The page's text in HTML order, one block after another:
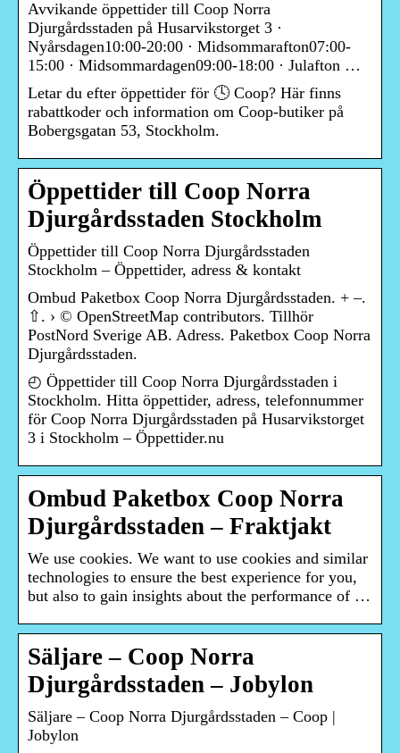
Avvikande öppettider till Coop Norra
Djurgårdsstaden på Husarvikstorget 3 ·
Nyårsdagen10:00-20:00 · Midsommarafton07:00-
15:00 · Midsommardagen09:00-18:00 · Julafton …
Letar du efter öppettider för 🕓 Coop? Här finns
rabattkoder och information om Coop-butiker på
Bobergsgatan 53, Stockholm.
Öppettider till Coop Norra
Djurgårdsstaden Stockholm
Öppettider till Coop Norra Djurgårdsstaden
Stockholm – Öppettider, adress & kontakt
Ombud Paketbox Coop Norra Djurgårdsstaden. + –.
⇧. › © OpenStreetMap contributors. Tillhör
PostNord Sverige AB. Adress. Paketbox Coop Norra
Djurgårdsstaden.
◴ Öppettider till Coop Norra Djurgårdsstaden i
Stockholm. Hitta öppettider, adress, telefonnummer
för Coop Norra Djurgårdsstaden på Husarvikstorget
3 i Stockholm – Öppettider.nu
Ombud Paketbox Coop Norra
Djurgårdsstaden – Fraktjakt
We use cookies. We want to use cookies and similar
technologies to ensure the best experience for you,
but also to gain insights about the performance of …
Säljare – Coop Norra
Djurgårdsstaden – Jobylon
Säljare – Coop Norra Djurgårdsstaden – Coop |
Jobylon